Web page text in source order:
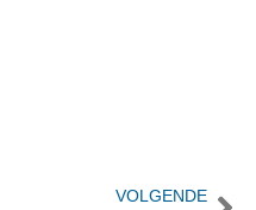
VOLGENDE